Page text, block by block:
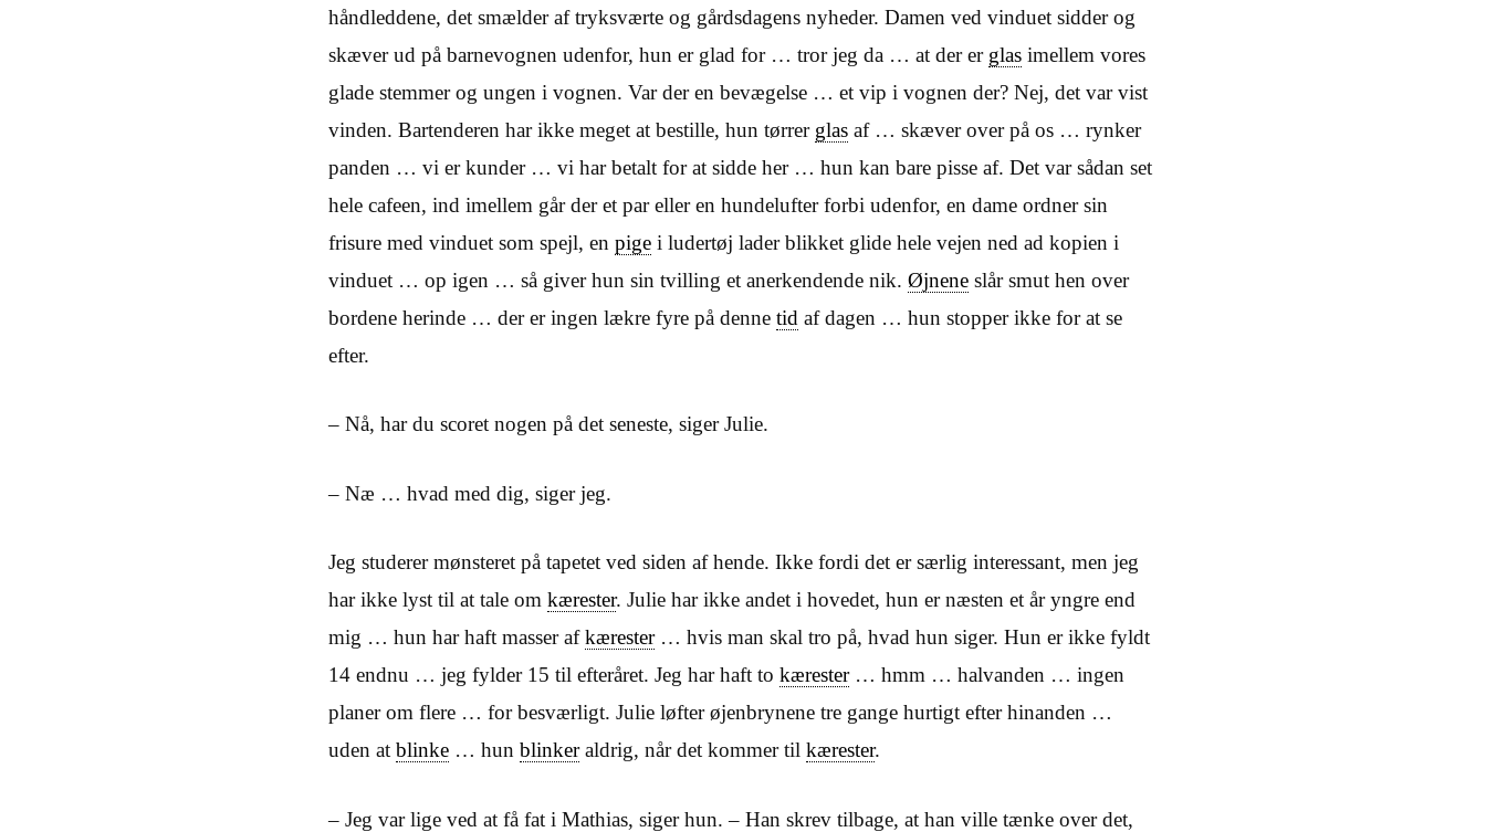
håndleddene, det smælder af tryksværte og gårdsdagens nyheder. Damen ved vinduet sidder og
skæver ud på barnevognen udenfor, hun er glad for … tror jeg da … at der er glas imellem vores
glade stemmer og ungen i vognen. Var der en bevægelse … et vip i vognen der? Nej, det var vist
vinden. Bartenderen har ikke meget at bestille, hun tørrer glas af … skæver over på os … rynker
panden … vi er kunder … vi har betalt for at sidde her … hun kan bare pisse af. Det var sådan set
hele cafeen, ind imellem går der et par eller en hundelufter forbi udenfor, en dame ordner sin
frisure med vinduet som spejl, en pige i ludertøj lader blikket glide hele vejen ned ad kopien i
vinduet … op igen … så giver hun sin tvilling et anerkendende nik. Øjnene slår smut hen over
bordene herinde … der er ingen lækre fyre på denne tid af dagen … hun stopper ikke for at se
efter.
– Nå, har du scoret nogen på det seneste, siger Julie.
– Næ … hvad med dig, siger jeg.
Jeg studerer mønsteret på tapetet ved siden af hende. Ikke fordi det er særlig interessant, men jeg
har ikke lyst til at tale om kærester. Julie har ikke andet i hovedet, hun er næsten et år yngre end
mig … hun har haft masser afkærester… hvis man skal tro på, hvad hun siger. Hun er ikke fyldt
14 endnu … jeg fylder 15 til efteråret. Jeg har haft to kærester… hmm … halvanden … ingen
planer om flere … for besværligt. Julie løfter øjenbrynene tre gange hurtigt efter hinanden …
uden at blinke … hun blinkeraldrig, når det kommer til kærester.
– Jeg var lige ved at få fat i Mathias, siger hun. – Han skrev tilbage, at han ville tænke over det,